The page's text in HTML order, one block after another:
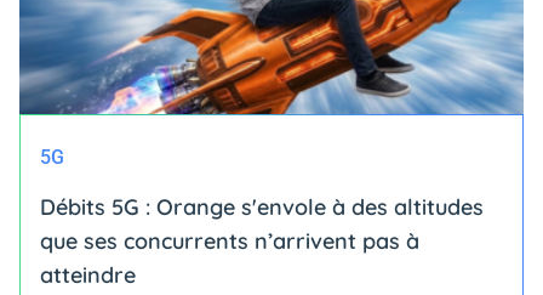
5G
Débits 5G : Orange s'envole à des altitudes
que ses concurrents n’arrivent pas à
atteindre